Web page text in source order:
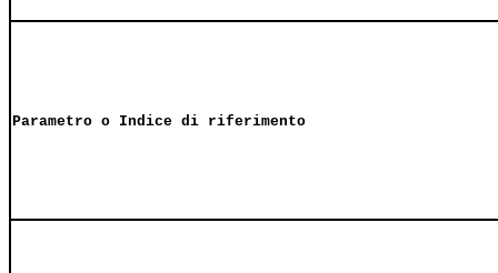
Parametro o Indice di riferimento